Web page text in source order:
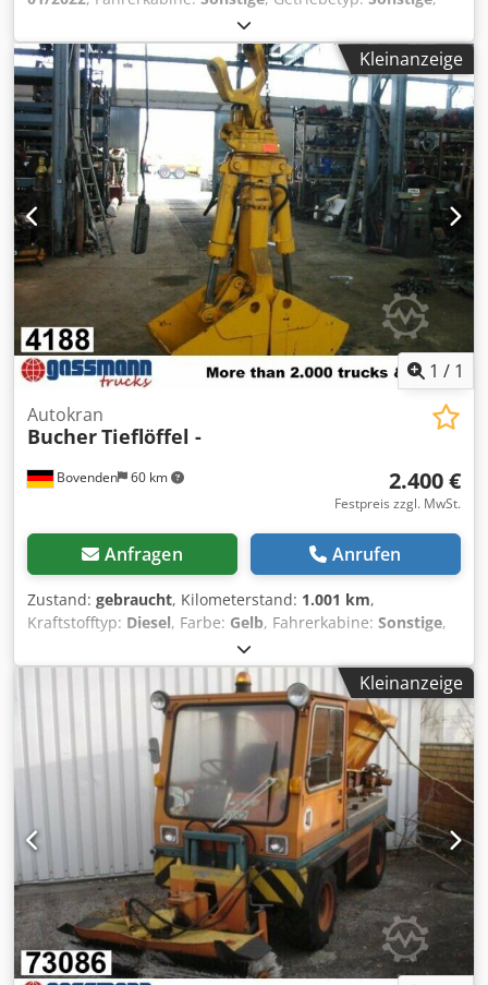
, * Vario-Keil-Schneepflug * Räumbreite in
gerader Stellung 3,00 m * Räumbreite K-Stellung ca. 2,40
m * Räumbreite einseitig ca. 2,50 m * Hydraulische
Verschwenkung der Flügel, einzeln möglich Dcsdpfx
Aozfalujcmek * Umschaltventil für Ausgleich
Schwenkzylinder * Anpassgruppe für Anbauplatte Gr. 3 *
Spritzschutz * Pflugbeleuchtung/Begrenzungsleuchten *
Schürfleisten Kunststoff/Vulkolan ca. 80% Sonstiges: *
Inzahlungnahme und Ankauf von Fahrzeugen und
Maschinen möglich. * Verkaufspreis exklusive Transport
und Überführung. * Keine Haftung für Druck &
Schreibfehler. * Irrtum, Änderungen und Zwischenverkauf
vorbehalten. * Angebot freibleibend. * Fotos können
abweichen. Preis gilt für vorhandenen Zustand. * Alle
Angaben ohne Gewähr. - .
Kleinanzeige
1 / 1
Bovenden 60 km
Autokran
BucherTieflöffel -
2.400 €
Festpreis zzgl. MwSt.
Anfragen Anrufen
Zustand: gebraucht, Kilometerstand: 1.001 km,
Kraftstofftyp: Diesel, Farbe: Gelb, Fahrerkabine: Sonstige,
, Fahrzeugstandort: Bovenden,
Aufbau: Tieflöffel Breite 600mm Tiefe 700mm
ZUBEHÖRANGABEN OHNE GEWÄHR, Änderungen,
Zwischenverkauf und Irrtümer vorbehalten! Dcsdpfx Asi N
Kleinanzeige